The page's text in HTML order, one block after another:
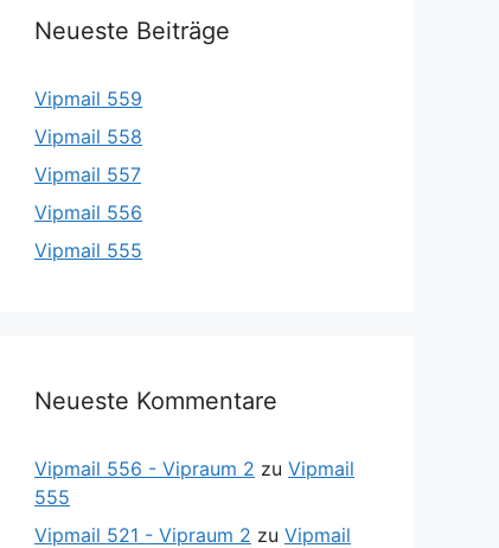
Neueste Beiträge
Vipmail 559
Vipmail 558
Vipmail 557
Vipmail 556
Vipmail 555
Neueste Kommentare
Vipmail 556 - Vipraum 2 zu Vipmail
555
Vipmail 521 - Vipraum 2 zu Vipmail